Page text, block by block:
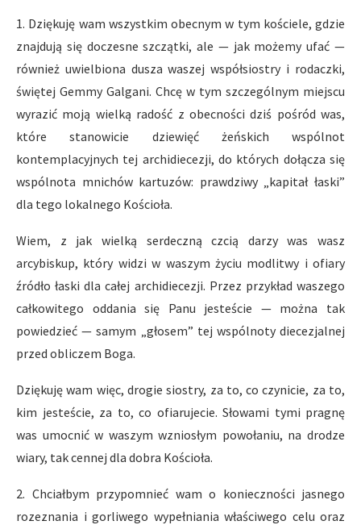
1. Dziękuję wam wszystkim obecnym w tym kościele, gdzie
znajdują się doczesne szczątki, ale — jak możemy ufać —
również uwielbiona dusza waszej współsiostry i rodaczki,
świętej Gemmy Galgani. Chcę w tym szczególnym miejscu
wyrazić moją wielką radość z obecności dziś pośród was,
które stanowicie dziewięć żeńskich wspólnot
kontemplacyjnych tej archidiecezji, do których dołącza się
wspólnota mnichów kartuzów: prawdziwy „kapitał łaski”
dla tego lokalnego Kościoła.
Wiem, z jak wielką serdeczną czcią darzy was wasz
arcybiskup, który widzi w waszym życiu modlitwy i ofiary
źródło łaski dla całej archidiecezji. Przez przykład waszego
całkowitego oddania się Panu jesteście — można tak
powiedzieć — samym „głosem” tej wspólnoty diecezjalnej
przed obliczem Boga.
Dziękuję wam więc, drogie siostry, za to, co czynicie, za to,
kim jesteście, za to, co ofiarujecie. Słowami tymi pragnę
was umocnić w waszym wzniosłym powołaniu, na drodze
wiary, tak cennej dla dobra Kościoła.
2. Chciałbym przypomnieć wam o konieczności jasnego
rozeznania i gorliwego wypełniania właściwego celu oraz